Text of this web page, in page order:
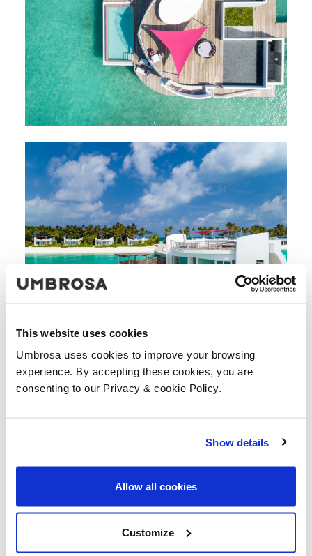
This website uses cookies
Umbrosa uses cookies to improve your browsing
experience. By accepting these cookies, you are
consenting to our Privacy & cookie Policy.
Show details
Allow all cookies
Customize